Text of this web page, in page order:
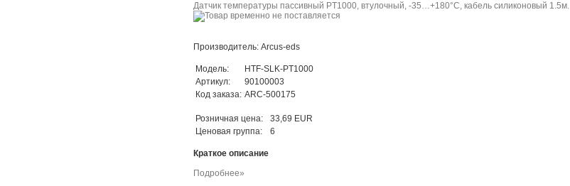
Датчик температуры пассивный PT1000, втулочный, -35…+180°C, кабель силиконовый 1.5м.
Производитель: Arcus-eds
Модель:
HTF-SLK-PT1000
Артикул:
90100003
Код заказа: ARC-500175
Розничная цена:
33,69 EUR
Ценовая группа:
6
Краткое описание
Подробнее»